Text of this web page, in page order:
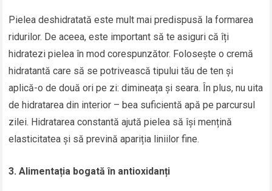
Pielea deshidratată este mult mai predispusă la formarea
ridurilor. De aceea, este important să te asiguri că îți
hidratezi pielea în mod corespunzător. Folosește o cremă
hidratantă care să se potrivească tipului tău de ten și
aplică-o de două ori pe zi: dimineața și seara. În plus, nu uita
de hidratarea din interior – bea suficientă apă pe parcursul
zilei. Hidratarea constantă ajută pielea să își mențină
elasticitatea și să prevină apariția liniilor fine.
3. Alimentația bogată în antioxidanți